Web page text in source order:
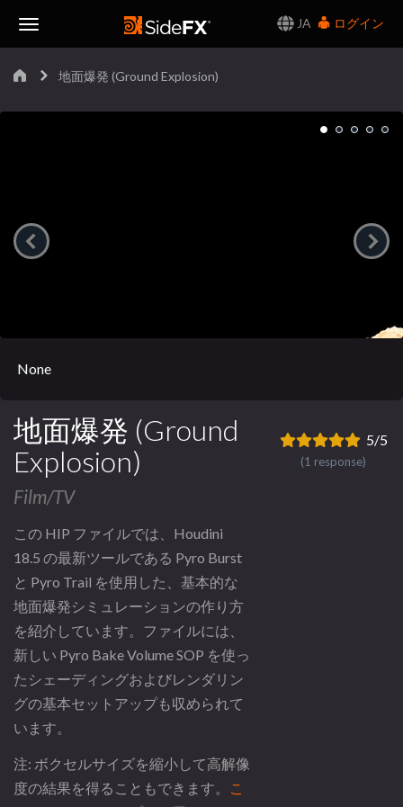
JA
ログイン
地面爆発 (Ground Explosion)
None
地面爆発 (Ground
Explosion)
Film/TV
この HIP ファイルでは、Houdini
18.5 の最新ツールである Pyro Burst
と Pyro Trail を使用した、基本的な
地面爆発シミュレーションの作り方
を紹介しています。ファイルには、
新しい Pyro Bake Volume SOP を使っ
たシェーディングおよびレンダリン
グの基本セットアップも収められて
います。
注: ボクセルサイズを縮小して高解像
度の結果を得ることもできます。
こ
5/5
(1 response)